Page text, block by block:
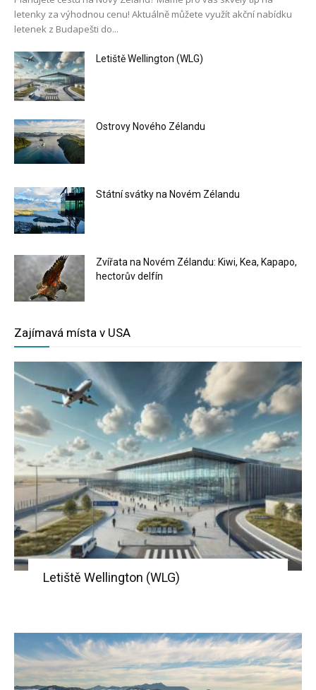
letenky za výhodnou cenu! Aktuálně můžete využít akční nabídku
letenek z Budapešti do...
Letiště Wellington (WLG)
Ostrovy Nového Zélandu
Státní svátky na Novém Zélandu
Zvířata na Novém Zélandu: Kiwi, Kea, Kapapo,
hectorův delfín
Zajímavá místa v USA
Letiště Wellington (WLG)